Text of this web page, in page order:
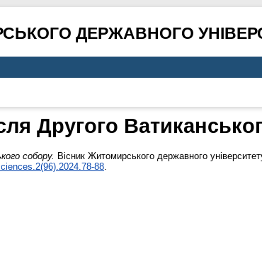
ДЕРЖАВНОГО
Другого
собору. Вісник Житомирського державного
88.